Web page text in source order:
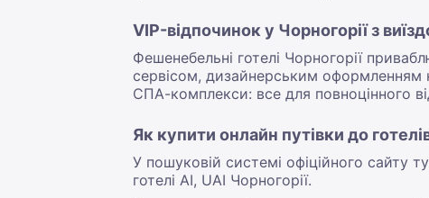
VIP-відпочинок у Чорногорії з
Фешенебельні готелі Чорногорії
сервісом, дизайнерським оформленням
СПА-комплекси: все для повноцінного
Як купити онлайн путівки до
У пошуковій системі офіційного сайту
готелі AI, UAI Чорногорії.